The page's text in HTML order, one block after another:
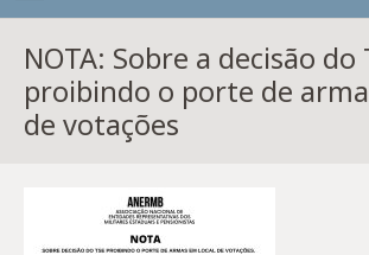
NOTA: Sobre a decisão do
proibindo o porte de
de votações